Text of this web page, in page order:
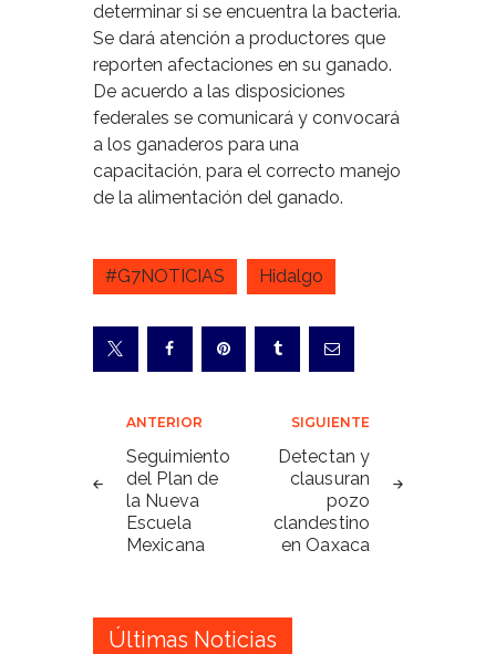
determinar si se encuentra la bacteria.
Se dará atención a productores que
reporten afectaciones en su ganado.
De acuerdo a las disposiciones
federales se comunicará y convocará
a los ganaderos para una
capacitación, para el correcto manejo
de la alimentación del ganado.
#G7NOTICIAS Hidalgo
Navegación
de
entradas
ANTERIOR
Seguimiento
del Plan de
la Nueva
Escuela
Mexicana
SIGUIENTE
Detectan y
clausuran
pozo
clandestino
en Oaxaca
Últimas Noticias